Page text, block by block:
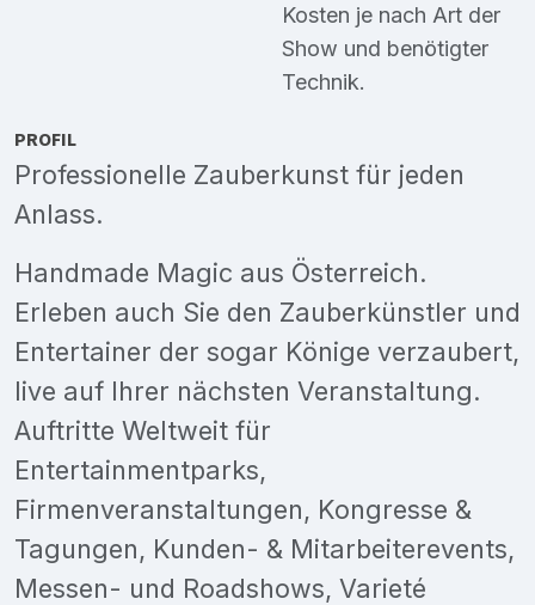
Kosten je nach Art der
Show und benötigter
Technik.
PROFIL
Professionelle Zauberkunst für jeden
Anlass.
Handmade Magic aus Österreich.
Erleben auch Sie den Zauberkünstler und
Entertainer der sogar Könige verzaubert,
live auf Ihrer nächsten Veranstaltung.
Auftritte Weltweit für
Entertainmentparks,
Firmenveranstaltungen, Kongresse &
Tagungen, Kunden- & Mitarbeiterevents,
Messen- und Roadshows, Varieté